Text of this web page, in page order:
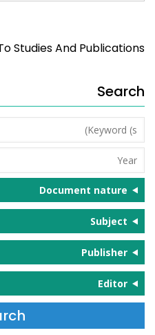
Studies And Publications
Search
Keyword
(s)
Year
Document nature
Subject
Publisher
Editor